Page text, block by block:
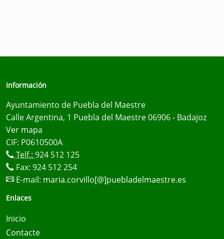
Información
Ayuntamiento de Puebla del Maestre
Calle Argentina, 1 Puebla del Maestre 06906 - Badajoz
Ver mapa
CIF: P0610500A
Telf.: 924 512 125
Fax: 924 512 254
E-mail: maria.corvillo[@]puebladelmaestre.es
Enlaces
Inicio
Contacte